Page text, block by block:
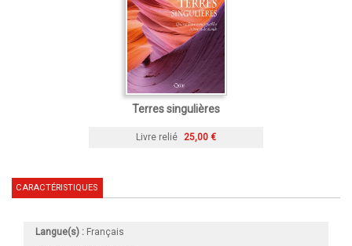
Terres singulières
Livre relié 25,00 €
CARACTÉRISTIQUES
Langue(s) : Français